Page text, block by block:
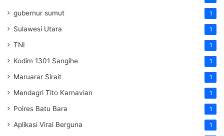
gubernur sumut 1
Sulawesi Utara 1
TNI 1
Kodim 1301 Sangihe 1
Maruarar Sirait 1
Mendagri Tito Karnavian 1
Polres Batu Bara 1
Aplikasi Viral Berguna 1